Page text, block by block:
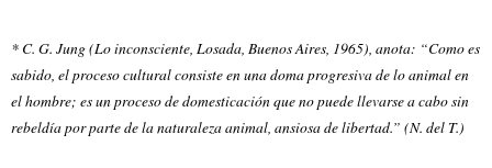
* C. G. Jung (Lo inconsciente, Losada, Buenos Aires, 1965), anota: “Como es
sabido, el proceso cultural consiste en una doma progresiva de lo animal en
el hombre; es un proceso de domesticación que no puede llevarse a cabo sin
rebeldía por parte de la naturaleza animal, ansiosa de libertad.” (N. del T.)